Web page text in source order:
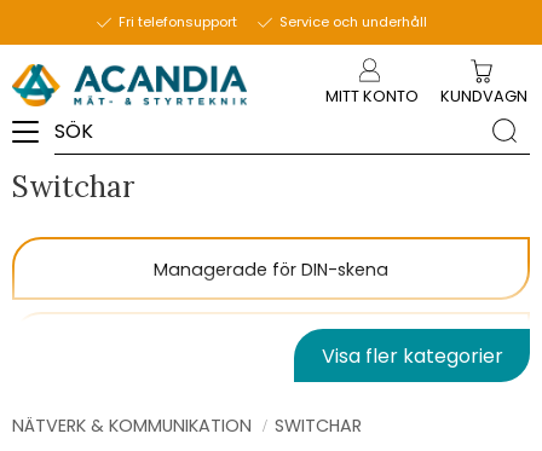
Fri telefonsupport Service och underhåll
MITT KONTO KUNDVAGN
Switchar
Managerade för DIN-skena
Omanagerade för DIN-skena
Tågklassade EN50155
Visa fler kategorier
NÄTVERK & KOMMUNIKATION SWITCHAR